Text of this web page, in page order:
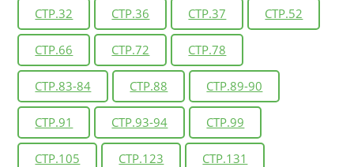
СТР.32 СТР.36 СТР.37 СТР.52
СТР.66 СТР.72 СТР.78
СТР.83-84 СТР.88 СТР.89-90
СТР.91 СТР.93-94 СТР.99
СТР.105 СТР.123 СТР.131